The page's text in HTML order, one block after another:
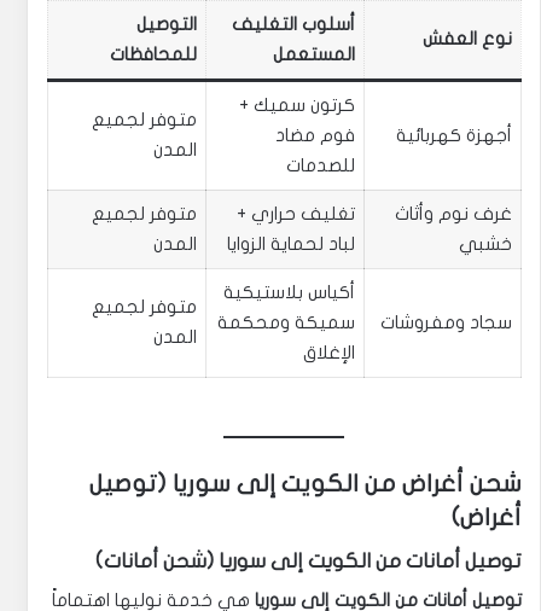
نوع العفش
أسلوب التغليف
المستعمل
التوصيل
للمحافظات
أجهزة كهربائية
كرتون سميك +
فوم مضاد
للصدمات
متوفر لجميع
المدن
غرف نوم وأثاث
خشبي
تغليف حراري +
لباد لحماية الزوايا
متوفر لجميع
المدن
سجاد ومفروشات
أكياس بلاستيكية
سميكة ومحكمة
الإغلاق
متوفر لجميع
المدن
شحن أغراض من الكويت إلى سوريا (توصيل
أغراض)
توصيل أمانات من الكويت إلى سوريا (شحن أمانات)
توصيل أمانات من الكويت إلى سوريا هي خدمة نوليها اهتماماً